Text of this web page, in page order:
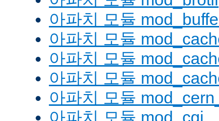
아파치 모듈
아파치 모듈
아파치 모듈
아파치 모듈
아파치 모듈
아파치 모듈 mod_cgi